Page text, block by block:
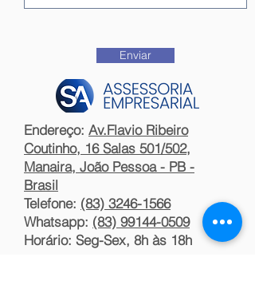
Enviar
Endereço: Av.Flavio Ribeiro
Coutinho, 16 Salas 501/502,
Manaira, João Pessoa - PB -
Brasil
Telefone: (83) 3246-1566
Whatsapp: (83) 99144-0509
Horário: Seg-Sex, 8h às 18h